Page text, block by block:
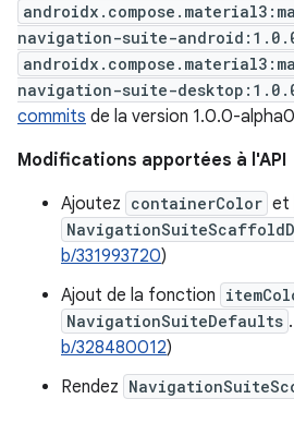
navigation-suite-
navigation-suite-
commits de la version 1.0.0-
Modifications apportées à l'API
Ajoutez containerColor et
b/331993720)
Ajout de la fonction
NavigationSuiteDefaults
b/328480012)
Rendez